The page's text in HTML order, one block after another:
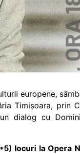
europene,
Timișoara, prin
dialog cu
locuri la Opera